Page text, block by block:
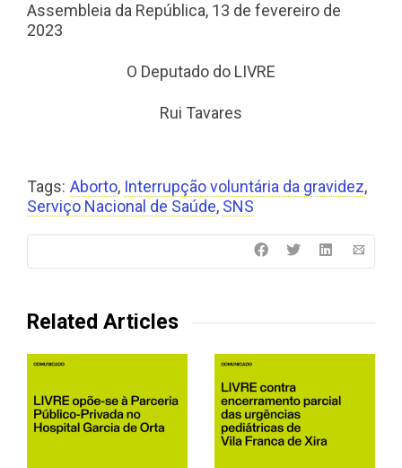
Assembleia da República, 13 de fevereiro de
2023
O Deputado do LIVRE
Rui Tavares
Tags: Aborto, Interrupção voluntária da gravidez,
Serviço Nacional de Saúde, SNS
Related Articles